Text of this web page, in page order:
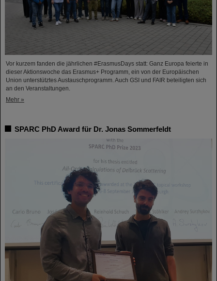
Vor kurzem fanden die jährlichen #ErasmusDays statt: Ganz Europa feierte in
dieser Aktionswoche das Erasmus+ Programm, ein von der Europäischen
Union unterstütztes Austauschprogramm. Auch GSI und FAIR beteiligten sich
an den Veranstaltungen.
Mehr »
SPARC PhD Award für Dr. Jonas Sommerfeldt